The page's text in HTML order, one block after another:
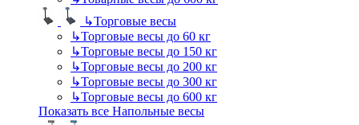
↳Торговые весы
↳Торговые весы до 60 кг
↳Торговые весы до 150 кг
↳Торговые весы до 200 кг
↳Торговые весы до 300 кг
↳Торговые весы до 600 кг
Показать все Напольные весы